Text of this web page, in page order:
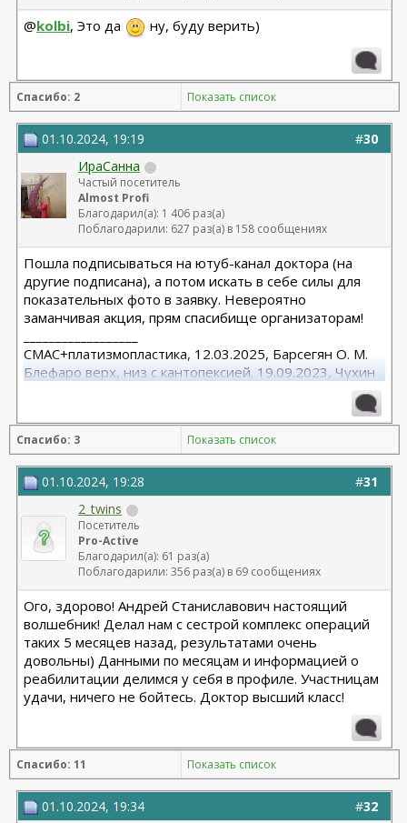
@kolbi, Это да ну, буду верить)
Спасибо: 2 Показать список
#30
01.10.2024, 19:19
ИраСанна
Частый посетитель
Almost Profi
Благодарил(а): 1 406 раз(а)
Поблагодарили: 627 раз(а) в 158 сообщениях
Пошла подписываться на ютуб-канал доктора (на
другие подписана), а потом искать в себе силы для
показательных фото в заявку. Невероятно
заманчивая акция, прям спасибище организаторам!
СМАС+платизмопластика, 12.03.2025, Барсегян О. М.
Блефаро верх, низ с кантопексией. 19.09.2023, Чухин
Спасибо: 3 Показать список
#31
01.10.2024, 19:28
2_twins
Посетитель
Pro-Active
Благодарил(а): 61 раз(а)
Поблагодарили: 356 раз(а) в 69 сообщениях
Ого, здорово! Андрей Станиславович настоящий
волшебник! Делал нам с сестрой комплекс операций
таких 5 месяцев назад, результатами очень
довольны) Данными по месяцам и информацией о
реабилитации делимся у себя в профиле. Участницам
удачи, ничего не бойтесь. Доктор высший класс!
Спасибо: 11 Показать список
#32
01.10.2024, 19:34